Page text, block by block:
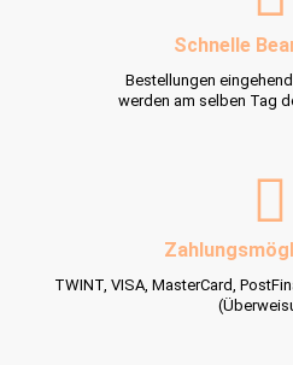
Schnelle
Bestellungen
werden am selben Tag
TWINT, VISA, MasterCard,